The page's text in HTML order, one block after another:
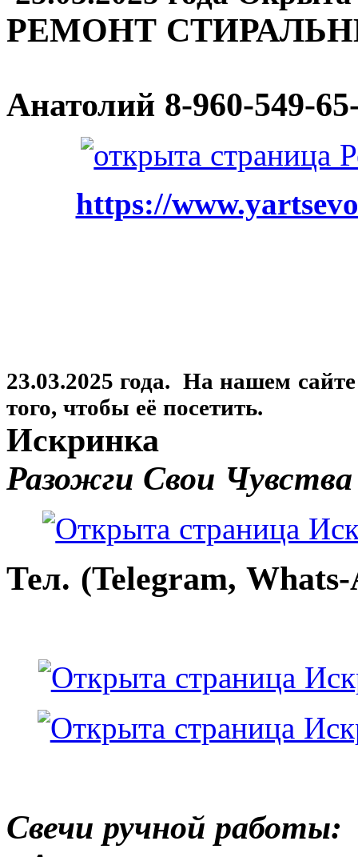
РЕМОНТ
Анатолий 8-960-549-
https://
23.03.2025 года. На нашем
того, чтобы её посетить.
Искринка
Разожги Свои Чувства
Тел. (Telegram,
Свечи ручной работы: